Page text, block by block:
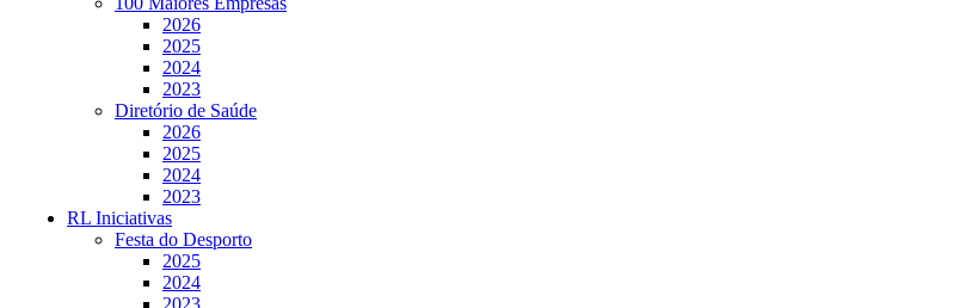
2026
2025
2024
2023
Diretório de Saúde
2026
2025
2024
2023
RL Iniciativas
Festa do Desporto
2025
2024
2023